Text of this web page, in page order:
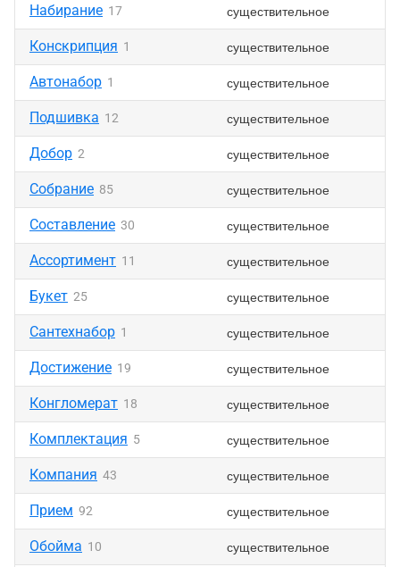
Набирание 17 существительное
Конскрипция 1 существительное
Автонабор 1 существительное
Подшивка 12 существительное
Добор 2 существительное
Собрание 85 существительное
Составление 30 существительное
Ассортимент 11 существительное
Букет 25 существительное
Сантехнабор 1 существительное
Достижение 19 существительное
Конгломерат 18 существительное
Комплектация 5 существительное
Компания 43 существительное
Прием 92 существительное
Обойма 10 существительное